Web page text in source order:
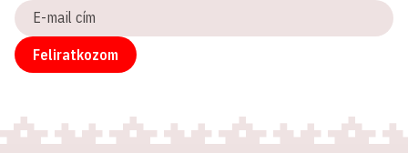
E-
mail
cím
Feliratkozom